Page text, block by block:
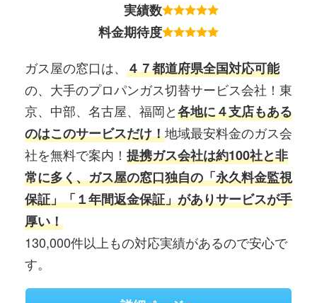
実績数
料金期待度
ガス屋の窓口は、 ４７都道府県全国対応可能
の、大手のプロパンガス切替サービス会社！東
京、中部、名古屋、福岡と各地に４支店もある
のはこのサービスだけ！地域最安料金のガス会
社を無料で案内！ 提携ガス会社は約100社と非
常に多く、ガス屋の窓口独自の「永久料金監視
保証」「１年間返金保証」がありサービスが手
厚い！
130,000件以上もの対応実績があるので安心で
す。